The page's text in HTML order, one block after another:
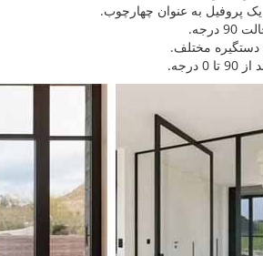
یک پروفیل به عنوان چهارچوب.
مختلف.
درجه.